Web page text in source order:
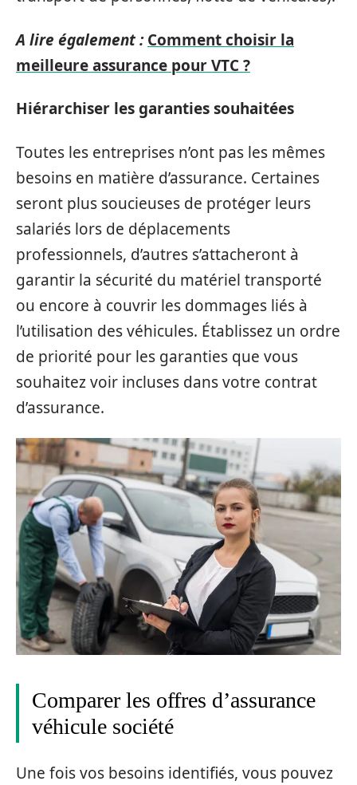
A lire également : Comment choisir la
meilleure assurance pour VTC ?
Hiérarchiser les garanties souhaitées
Toutes les entreprises n’ont pas les mêmes
besoins en matière d’assurance. Certaines
seront plus soucieuses de protéger leurs
salariés lors de déplacements
professionnels, d’autres s’attacheront à
garantir la sécurité du matériel transporté
ou encore à couvrir les dommages liés à
l’utilisation des véhicules. Établissez un ordre
de priorité pour les garanties que vous
souhaitez voir incluses dans votre contrat
d’assurance.
Comparer les offres d’assurance
véhicule société
Une fois vos besoins identifiés, vous pouvez